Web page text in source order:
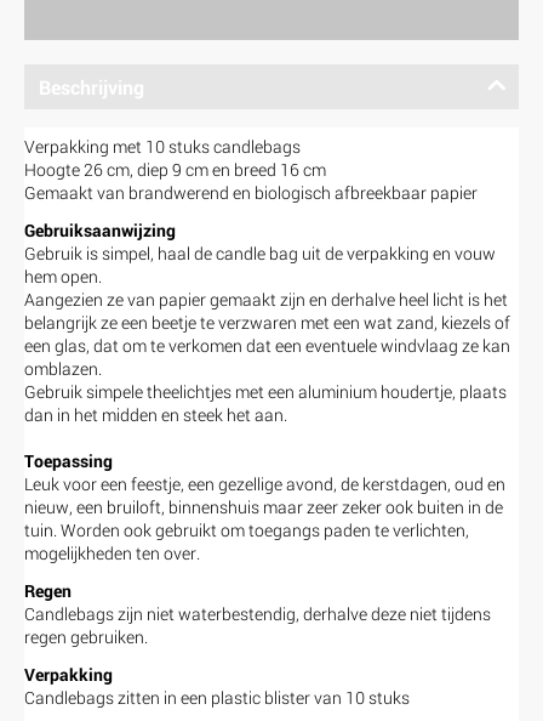
Beschrijving
Verpakking met 10 stuks candlebags
Hoogte 26 cm, diep 9 cm en breed 16 cm
Gemaakt van brandwerend en biologisch afbreekbaar papier
Gebruiksaanwijzing
Gebruik is simpel, haal de candle bag uit de verpakking en vouw
hem open.
Aangezien ze van papier gemaakt zijn en derhalve heel licht is het
belangrijk ze een beetje te verzwaren met een wat zand, kiezels of
een glas, dat om te verkomen dat een eventuele windvlaag ze kan
omblazen.
Gebruik simpele theelichtjes met een aluminium houdertje, plaats
dan in het midden en steek het aan.
Toepassing
Leuk voor een feestje, een gezellige avond, de kerstdagen, oud en
nieuw, een bruiloft, binnenshuis maar zeer zeker ook buiten in de
tuin. Worden ook gebruikt om toegangs paden te verlichten,
mogelijkheden ten over.
Regen
Candlebags zijn niet waterbestendig, derhalve deze niet tijdens
regen gebruiken.
Verpakking
Candlebags zitten in een plastic blister van 10 stuks